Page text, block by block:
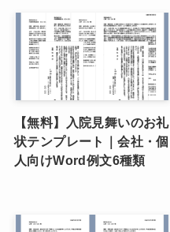
【無料】入院見舞いのお礼
状テンプレート｜会社・個
人向けWord例文6種類